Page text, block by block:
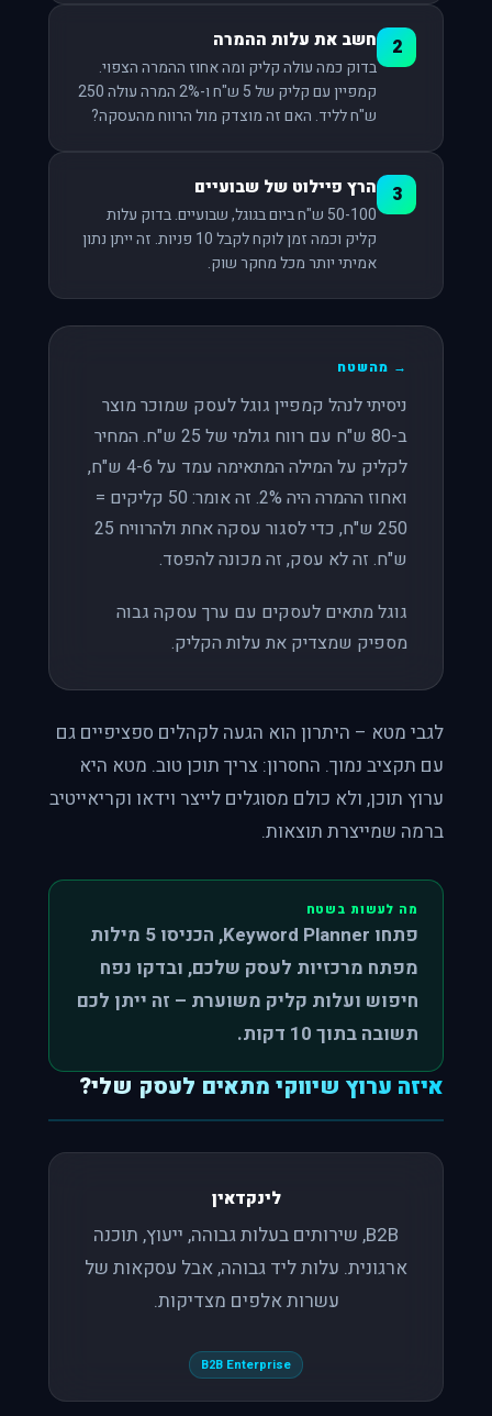
2 חשב את עלות ההמרה
בדוק כמה עולה קליק ומה אחוז ההמרה הצפוי.
קמפיין עם קליק של 5 ש"ח ו-2% המרה עולה 250
ש"ח לליד. האם זה מוצדק מול הרווח מהעסקה?
3 הרץ פיילוט של שבועיים
50-100 ש"ח ביום בגוגל, שבועיים. בדוק עלות
קליק וכמה זמן לוקח לקבל 10 פניות. זה ייתן נתון
אמיתי יותר מכל מחקר שוק.
ניסיתי לנהל קמפיין גוגל לעסק שמוכר מוצר
ב-80 ש"ח עם רווח גולמי של 25 ש"ח. המחיר
לקליק על המילה המתאימה עמד על 4-6 ש"ח,
ואחוז ההמרה היה 2%. זה אומר: 50 קליקים =
250 ש"ח, כדי לסגור עסקה אחת ולהרוויח 25
ש"ח. זה לא עסק, זה מכונה להפסד.
גוגל מתאים לעסקים עם ערך עסקה גבוה
מספיק שמצדיק את עלות הקליק.
לגבי מטא – היתרון הוא הגעה לקהלים ספציפיים גם
עם תקציב נמוך. החסרון: צריך תוכן טוב. מטא היא
ערוץ תוכן, ולא כולם מסוגלים לייצר וידאו וקריאייטיב
ברמה שמייצרת תוצאות.
מה לעשות בשטח
פתחו Keyword Planner, הכניסו 5 מילות
מפתח מרכזיות לעסק שלכם, ובדקו נפח
חיפוש ועלות קליק משוערת – זה ייתן לכם
תשובה בתוך 10 דקות.
איזה ערוץ שיווקי מתאים לעסק שלי?
לינקדאין
B2B, שירותים בעלות גבוהה, ייעוץ, תוכנה
ארגונית. עלות ליד גבוהה, אבל עסקאות של
עשרות אלפים מצדיקות.
B2B Enterprise